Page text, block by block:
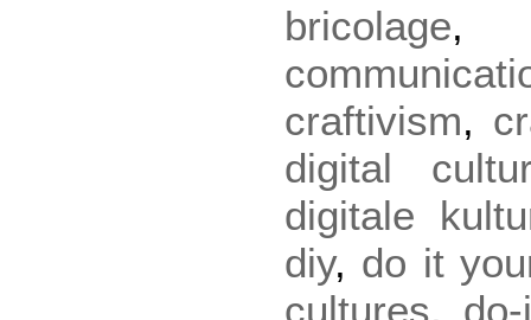
bricolage
craftivism,
digital
digitale
diy, do it
cultures,